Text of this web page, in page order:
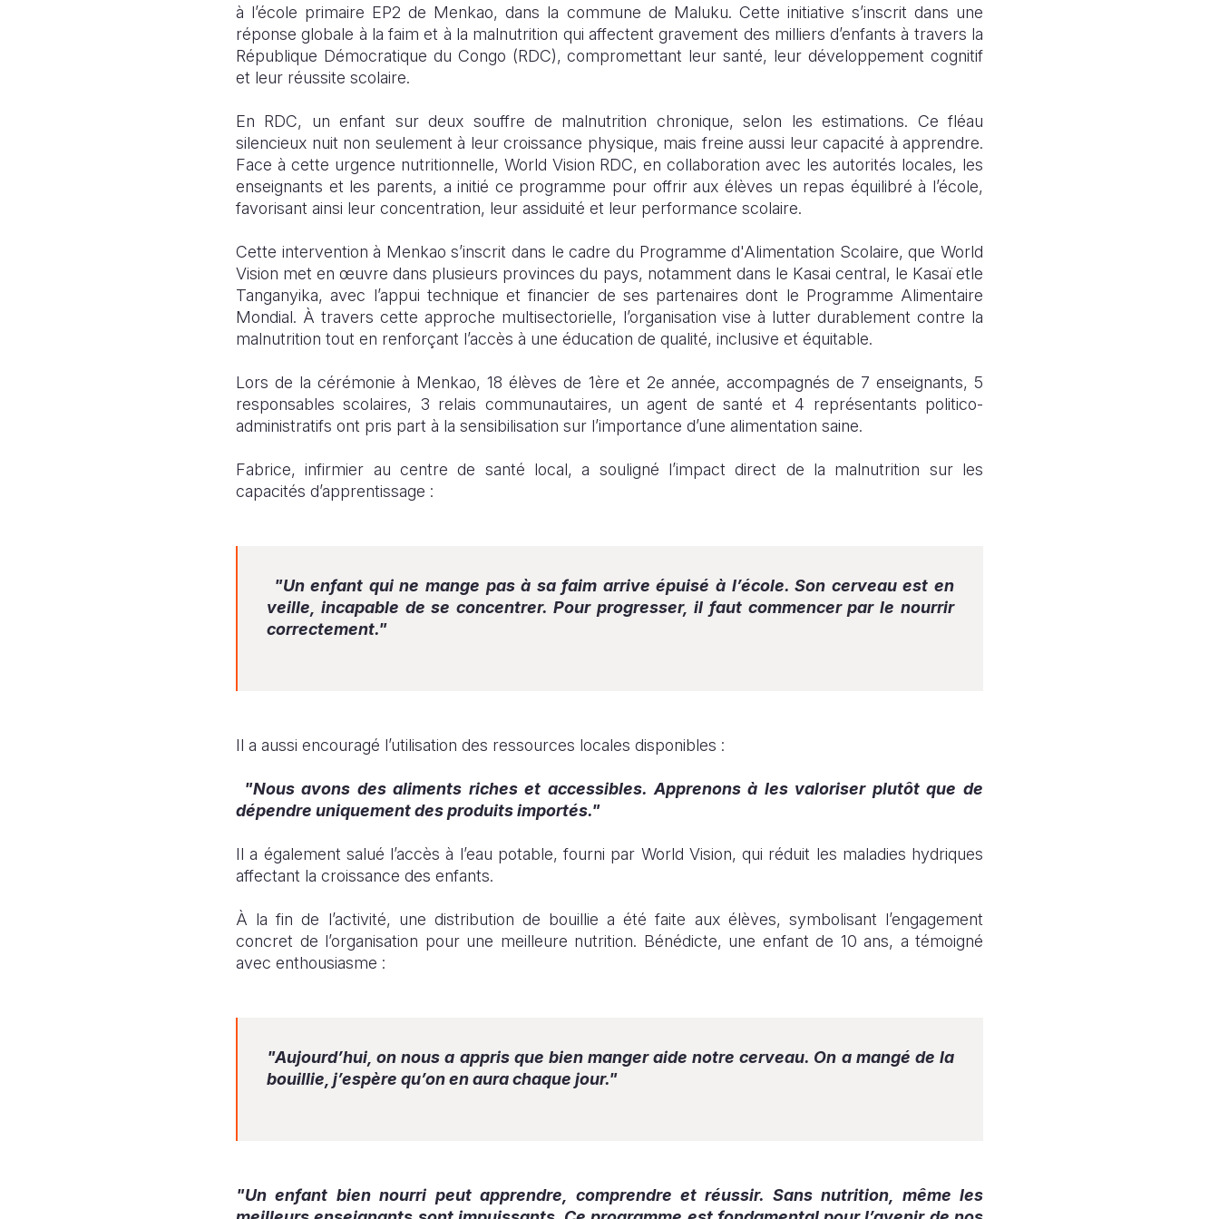
à l’école primaire EP2 de Menkao, dans la commune de Maluku. Cette initiative s’inscrit dans une
réponse globale à la faim et à la malnutrition qui affectent gravement des milliers d’enfants à travers la
République Démocratique du Congo (RDC), compromettant leur santé, leur développement cognitif
et leur réussite scolaire.
En RDC, un enfant sur deux souffre de malnutrition chronique, selon les estimations. Ce fléau
silencieux nuit non seulement à leur croissance physique, mais freine aussi leur capacité à apprendre.
Face à cette urgence nutritionnelle, World Vision RDC, en collaboration avec les autorités locales, les
enseignants et les parents, a initié ce programme pour offrir aux élèves un repas équilibré à l’école,
favorisant ainsi leur concentration, leur assiduité et leur performance scolaire.
Cette intervention à Menkao s’inscrit dans le cadre du Programme d'Alimentation Scolaire, que World
Vision met en œuvre dans plusieurs provinces du pays, notamment dans le Kasai central, le Kasaï etle
Tanganyika, avec l’appui technique et financier de ses partenaires dont le Programme Alimentaire
Mondial. À travers cette approche multisectorielle, l’organisation vise à lutter durablement contre la
malnutrition tout en renforçant l’accès à une éducation de qualité, inclusive et équitable.
Lors de la cérémonie à Menkao, 18 élèves de 1ère et 2e année, accompagnés de 7 enseignants, 5
responsables scolaires, 3 relais communautaires, un agent de santé et 4 représentants politico-
administratifs ont pris part à la sensibilisation sur l’importance d’une alimentation saine.
Fabrice, infirmier au centre de santé local, a souligné l’impact direct de la malnutrition sur les
capacités d’apprentissage :
"Un enfant qui ne mange pas à sa faim arrive épuisé à l’école. Son cerveau est en
veille, incapable de se concentrer. Pour progresser, il faut commencer par le nourrir
correctement."
Il a aussi encouragé l’utilisation des ressources locales disponibles :
"Nous avons des aliments riches et accessibles. Apprenons à les valoriser plutôt que de
dépendre uniquement des produits importés."
Il a également salué l’accès à l’eau potable, fourni par World Vision, qui réduit les maladies hydriques
affectant la croissance des enfants.
À la fin de l’activité, une distribution de bouillie a été faite aux élèves, symbolisant l’engagement
concret de l’organisation pour une meilleure nutrition. Bénédicte, une enfant de 10 ans, a témoigné
avec enthousiasme :
"Aujourd’hui, on nous a appris que bien manger aide notre cerveau. On a mangé de la
bouillie, j’espère qu’on en aura chaque jour."
"Un enfant bien nourri peut apprendre, comprendre et réussir. Sans nutrition, même les